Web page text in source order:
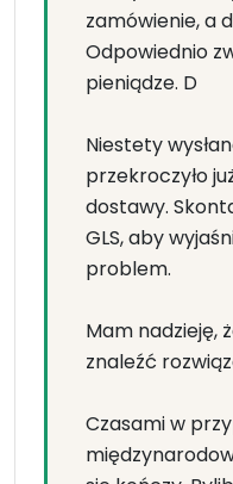
zamówienie, a
Odpowiednio
pieniądze. D
Niestety
przekroczyło
dostawy.
GLS, aby
problem.
Mam nadzieję,
znaleźć
Czasami w